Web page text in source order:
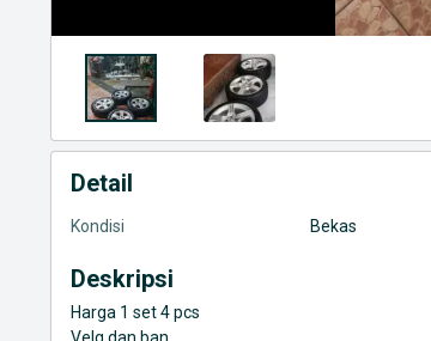
Detail
Kondisi Bekas
Deskripsi
Harga 1 set 4 pcs